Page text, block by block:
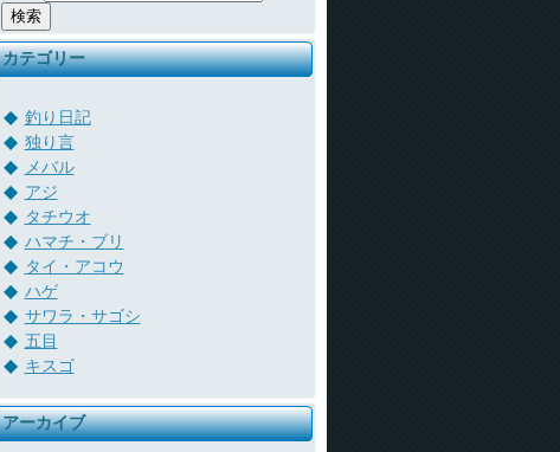
カテゴリー
釣り日記
独り言
メバル
アジ
タチウオ
ハマチ・ブリ
タイ・アコウ
ハゲ
サワラ・サゴシ
五目
キスゴ
アーカイブ